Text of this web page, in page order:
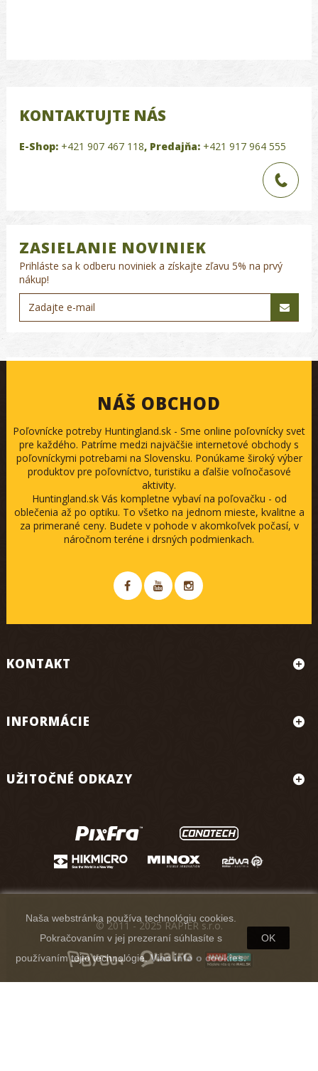
KONTAKTUJTE NÁS
E-Shop: +421 907 467 118, Predajňa: +421 917 964 555
ZASIELANIE NOVINIEK
Prihláste sa k odberu noviniek a získajte zľavu 5% na prvý
nákup!
NÁŠ OBCHOD
Poľovnícke potreby Huntingland.sk - Sme online poľovnícky svet
pre každého. Patríme medzi najväčšie internetové obchody s
poľovníckymi potrebami na Slovensku. Ponúkame široký výber
produktov pre poľovníctvo, turistiku a ďalšie voľnočasové
aktivity.
Huntingland.sk Vás kompletne vybaví na poľovačku - od
oblečenia až po optiku. To všetko na jednom mieste, kvalitne a
za primerané ceny. Budete v pohode v akomkoľvek počasí, v
náročnom teréne i drsných podmienkach.
KONTAKT
INFORMÁCIE
UŽITOČNÉ ODKAZY
Naša webstránka používa technológiu cookies.
Pokračovaním v jej prezeraní súhlasíte s
používaním tejto technológie.Viac info o cookies.
OK
© 2011 - 2025 RAPIER s.r.o.